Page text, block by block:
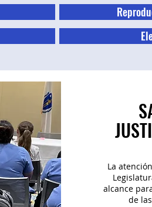
La
alcance
de